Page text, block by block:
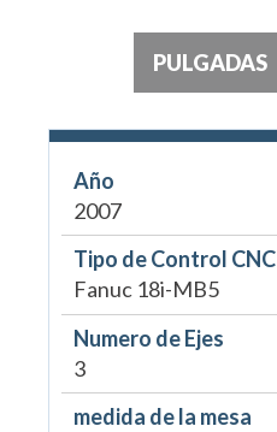
PULGADAS
Año
2007
Tipo de Control CNC
Fanuc 18i-MB5
Numero de Ejes
3
medida de la mesa